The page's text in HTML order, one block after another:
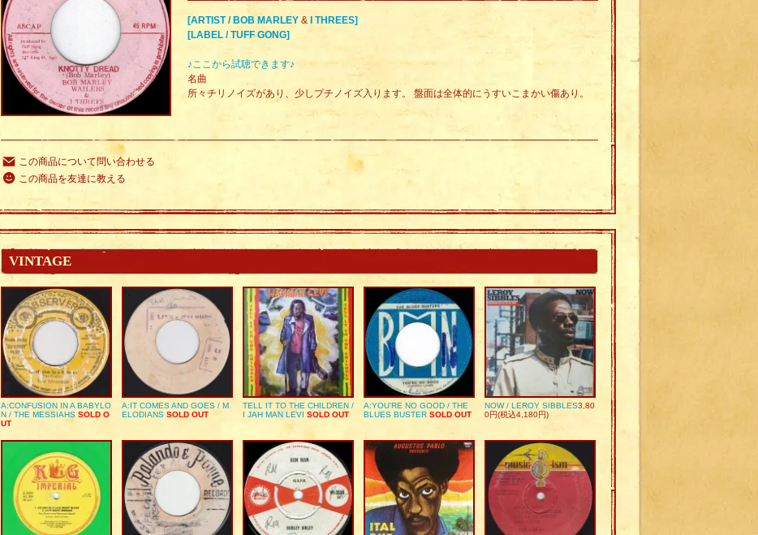
[ARTIST / BOB MARLEY &
I THREES]
[LABEL / TUFF GONG]
♪ここから試聴できます♪
名曲
所々チリノイズがあり、少しプチノイズ入ります。 盤面は全体的にうすいこまかい傷あり。
この商品について問い合わせる
この商品を友達に教える
VINTAGE
A:CONFUSION IN A BABYLO
N / THE MESSIAHS SOLD O
UT
A:IT COMES AND GOES / M
ELODIANS SOLD OUT
TELL IT TO THE CHILDREN /
I JAH MAN LEVI SOLD OUT
A:YOU’RE NO GOOD / THE
BLUES BUSTER SOLD OUT
NOW / LEROY SIBBLES3,80
0円(税込4,180円)